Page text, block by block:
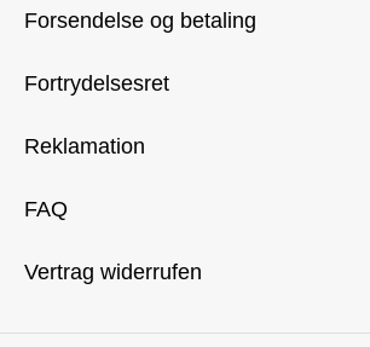
Forsendelse og betaling
Fortrydelsesret
Reklamation
FAQ
Vertrag widerrufen